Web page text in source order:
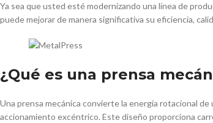
Ya sea que usted esté modernizando una línea de
puede mejorar de manera significativa su eficiencia,
¿Qué es una prensa
Una prensa mecánica convierte la energía rotacional
accionamiento excéntrico. Este diseño proporciona